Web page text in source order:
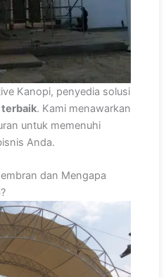
Kanopi, penyedia solusi
terbaik. Kami menawarkan
untuk memenuhi
Anda.
dan Mengapa